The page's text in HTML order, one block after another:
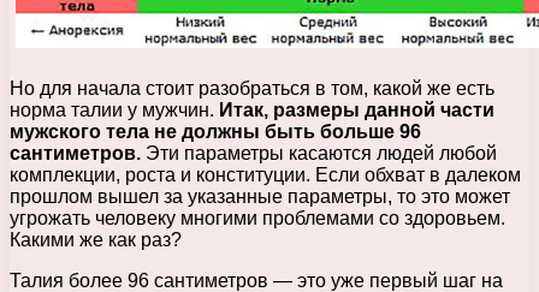
Но для начала стоит разобраться в том, какой же есть
норма талии у мужчин. Итак, размеры данной части
мужского тела не должны быть больше 96
сантиметров. Эти параметры касаются людей любой
комплекции, роста и конституции. Если обхват в далеком
прошлом вышел за указанные параметры, то это может
угрожать человеку многими проблемами со здоровьем.
Какими же как раз?
Талия более 96 сантиметров — это уже первый шаг на